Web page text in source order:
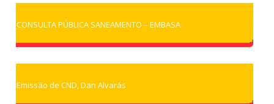
CONSULTA PÚBLICA SANEAMENTO – EMBASA
Emissão de CND, Dan Alvarás